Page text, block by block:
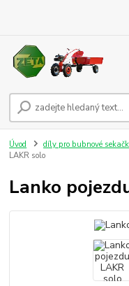
Úvod díly pro bubnové
LAKR solo
Lanko